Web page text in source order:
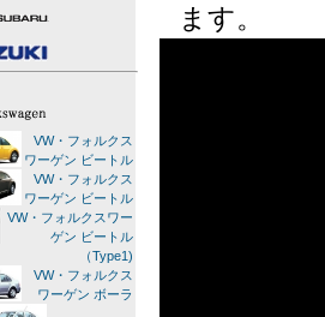
ます。
VW・フォルクス
ワーゲン ビートル
VW・フォルクス
ワーゲン ビートル
VW・フォルクスワー
ゲン ビートル
（Type1)
VW・フォルクス
ワーゲン ボーラ